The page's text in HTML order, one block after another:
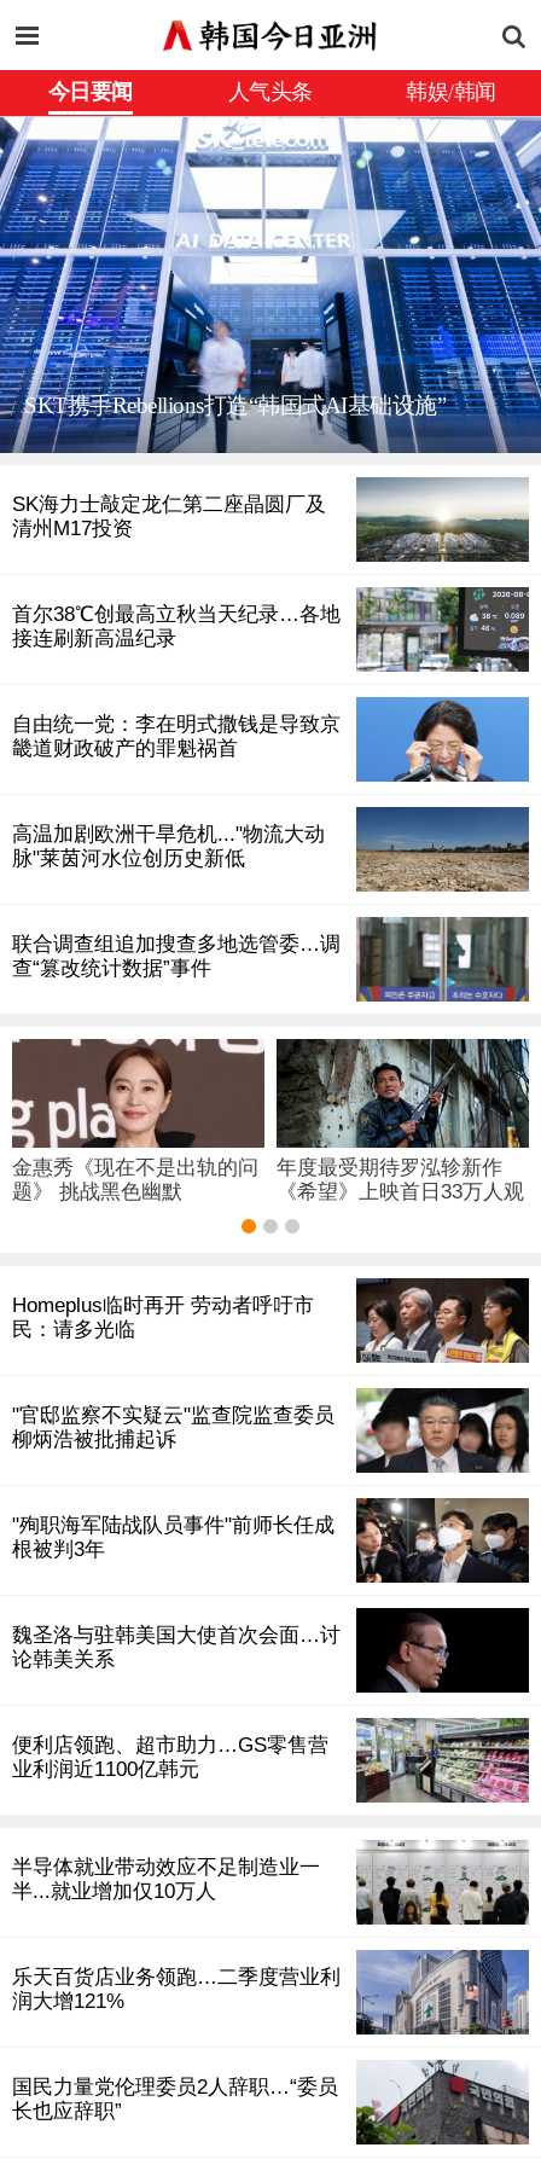
今日要闻 人气头条 韩娱/韩闻
SKT携手Rebellions打造“韩国式AI基础设施”
SK海力士敲定龙仁第二座晶圆厂及
清州M17投资
首尔38℃创最高立秋当天纪录…各地
接连刷新高温纪录
自由统一党：李在明式撒钱是导致京
畿道财政破产的罪魁祸首
高温加剧欧洲干旱危机..."物流大动
脉"莱茵河水位创历史新低
联合调查组追加搜查多地选管委…调
查“篡改统计数据”事件
金惠秀《现在不是出轨的问
题》 挑战黑色幽默
年度最受期待罗泓轸新作
《希望》上映首日33万人观
影
Homeplus临时再开 劳动者呼吁市
民：请多光临
"官邸监察不实疑云"监查院监查委员
柳炳浩被批捕起诉
"殉职海军陆战队员事件"前师长任成
根被判3年
魏圣洛与驻韩美国大使首次会面…讨
论韩美关系
便利店领跑、超市助力…GS零售营
业利润近1100亿韩元
半导体就业带动效应不足制造业一
半...就业增加仅10万人
乐天百货店业务领跑…二季度营业利
润大增121%
国民力量党伦理委员2人辞职…“委员
长也应辞职”